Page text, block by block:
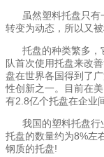
虽然塑料托盘只
转变为动态，所以又
托盘的种类繁多，
队首次使用托盘来改
盘在世界各国得到了
性创新之一。目前在
有2.8亿个托盘在企业
我国的塑料托盘行
托盘的数量约为8%左
钢质的托盘!